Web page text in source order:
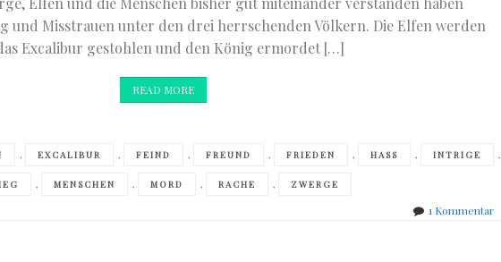
und Misstrauen unter den drei herrschenden Völkern. Die Elfen werden
Excalibur gestohlen und den König ermordet […]
READ MORE
, EXCALIBUR , FEIND , FREUND , FRIEDEN , HASS , INTRIGE ,
, MENSCHEN , MORD , RACHE , ZWERGE
1 Kommentarzu